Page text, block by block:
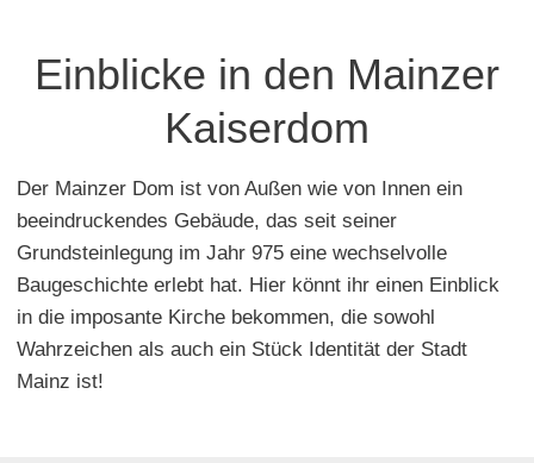
Einblicke in den Mainzer
Kaiserdom
Der Mainzer Dom ist von Außen wie von Innen ein
beeindruckendes Gebäude, das seit seiner
Grundsteinlegung im Jahr 975 eine wechselvolle
Baugeschichte erlebt hat. Hier könnt ihr einen Einblick
in die imposante Kirche bekommen, die sowohl
Wahrzeichen als auch ein Stück Identität der Stadt
Mainz ist!